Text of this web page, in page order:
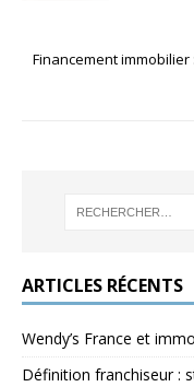
Financement
ARTICLES RÉCENTS
Wendy’s France et
Définition franchiseur :